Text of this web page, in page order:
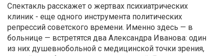
Спектакль расскажет о жертвах психиатрических
клиник - еще одного инструмента политических
репрессий советского времени. Именно здесь — в
больнице — встретятся два Александра Иванова: один
из них душевнобольной с медицинской точки зрения,